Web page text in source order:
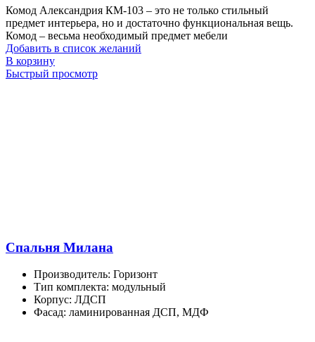
Комод Александрия КМ-103 – это не только стильный
предмет интерьера, но и достаточно функциональная вещь.
Комод – весьма необходимый предмет мебели
Добавить в список желаний
В корзину
Быстрый просмотр
Спальня Милана
Производитель: Горизонт
Тип комплекта: модульный
Корпус: ЛДСП
Фасад: ламинированная ДСП, МДФ